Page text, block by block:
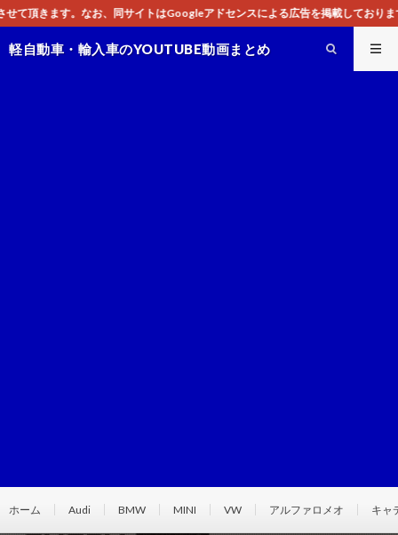
トはGoogleアドセンスによる広告を掲載しております。
軽自動車・輸入車のYOUTUBE動画まとめ
ホーム Audi BMW MINI VW アルファロメオ キャ